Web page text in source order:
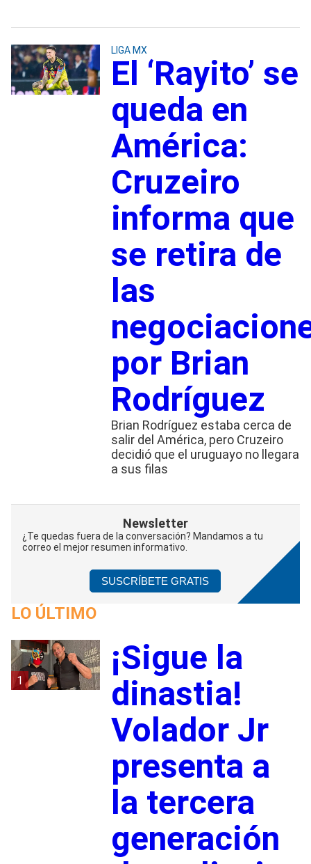
LIGA MX
El ‘Rayito’ se
queda en
América:
Cruzeiro
informa que
se retira de
las
por Brian
Rodríguez
Brian Rodríguez estaba cerca de
salir del América, pero Cruzeiro
decidió que el uruguayo no llegara
a sus filas
Newsletter
¿Te quedas fuera de la conversación? Mandamos a tu
correo el mejor resumen informativo.
SUSCRÍBETE GRATIS
LO ÚLTIMO
1
¡Sigue la
dinastia!
Volador Jr
presenta a
la tercera
generación